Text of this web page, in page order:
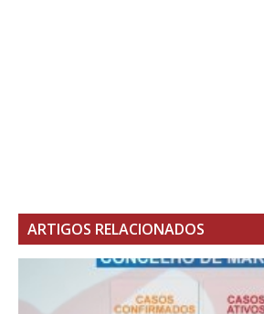
ARTIGOS RELACIONADOS